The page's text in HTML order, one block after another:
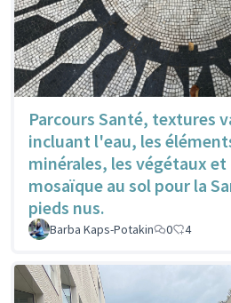
Parcours Santé, textures
incluant l'eau, les
minérales, les végétaux et
mosaïque au sol pour la
pieds nus.
Barba Kaps-Potakin 0 4